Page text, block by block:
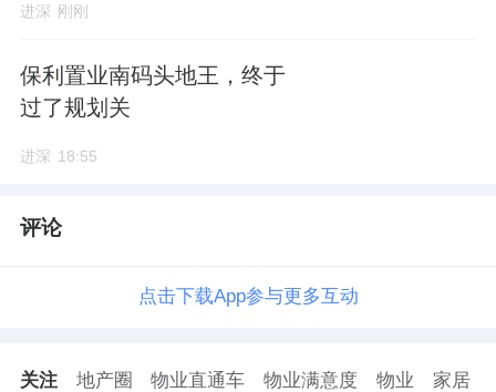
进深 刚刚
保利置业南码头地王，终于
过了规划关
进深 18:55
评论
点击下载App参与更多互动
关注 地产圈 物业直通车 物业满意度 物业 家居